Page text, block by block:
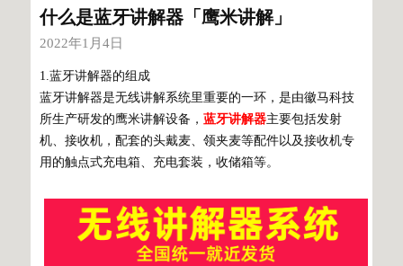
什么是蓝牙讲解器「鹰米讲解」
2022年1月4日
1.蓝牙讲解器的组成
蓝牙讲解器是无线讲解系统里重要的一环，是由徽马科技
所生产研发的鹰米讲解设备， 蓝牙讲解器主要包括发射
机、接收机，配套的头戴麦、领夹麦等配件以及接收机专
用的触点式充电箱、充电套装，收储箱等。